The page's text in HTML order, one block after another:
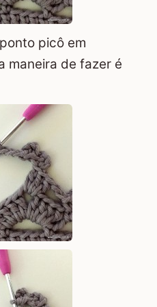
picô em
maneira de fazer é